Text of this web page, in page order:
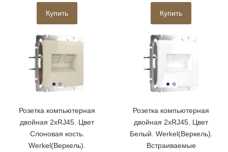
Купить Купить
Розетка компьютерная
двойная 2хRJ45. Цвет
Слоновая кость.
Werkel(Веркель).
Розетка компьютерная
двойная 2хRJ45. Цвет
Белый. Werkel(Веркель).
Встраиваемые